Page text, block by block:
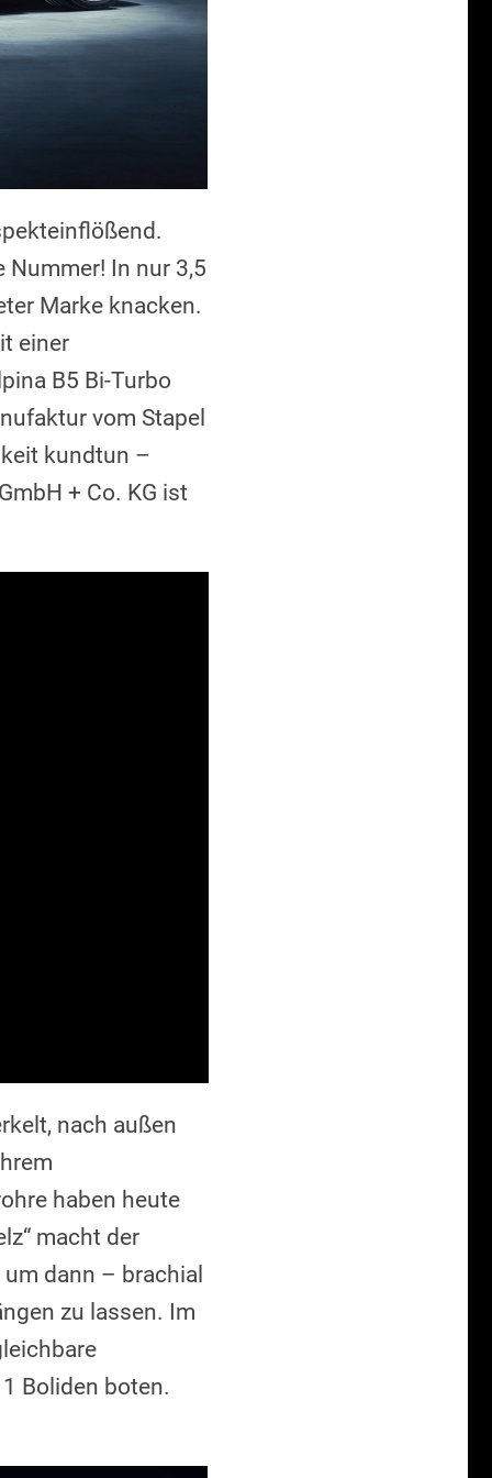
Nummer! In nur 3,5
Marke knacken.
einer
B5 Bi-Turbo
vom Stapel
kundtun –
+ Co. KG ist
nach außen
haben heute
macht der
dann – brachial
zu lassen. Im
Boliden boten.